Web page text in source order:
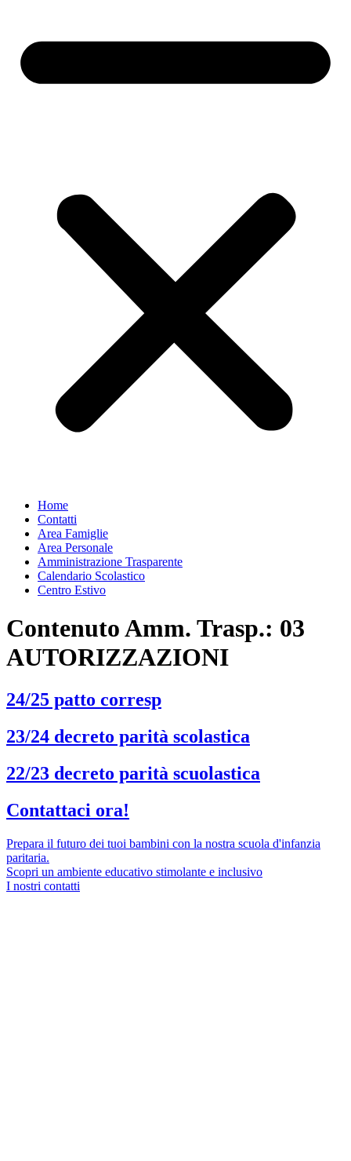
Home
Contatti
Area Famiglie
Area Personale
Amministrazione Trasparente
Calendario Scolastico
Centro Estivo
Contenuto Amm. Trasp.: 03
AUTORIZZAZIONI
24/25 patto corresp
23/24 decreto parità scolastica
22/23 decreto parità scuolastica
Contattaci ora!
Prepara il futuro dei tuoi bambini con la nostra scuola d'infanzia
paritaria.
Scopri un ambiente educativo stimolante e inclusivo
I nostri contatti